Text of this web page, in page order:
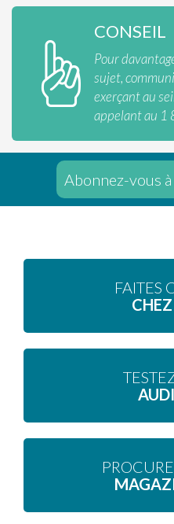
CONSEIL
Pour
sujet,
exerçant au
appelant au 1
Abonnez-vous
FAITES